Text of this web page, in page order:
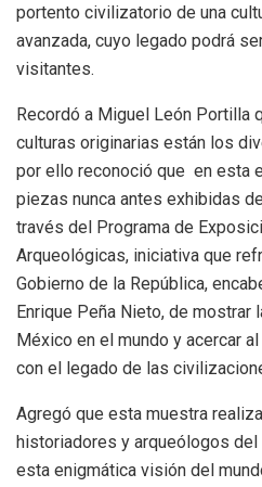
portento civilizatorio de una
avanzada, cuyo legado podrá
visitantes.
Recordó a Miguel León Portilla
culturas originarias están los
por ello reconoció que en esta
piezas nunca antes exhibidas
través del Programa de
Arqueológicas, iniciativa que
Gobierno de la República,
Enrique Peña Nieto, de mostrar
México en el mundo y acercar
con el legado de las
Agregó que esta muestra
historiadores y arqueólogos del
esta enigmática visión del